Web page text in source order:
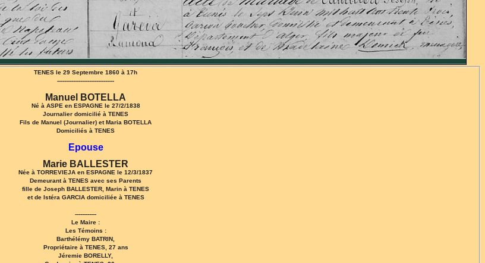
TENES le 29 Septembre 1860 à 17h
--------------------------------
Manuel BOTELLA
Né à ASPE en ESPAGNE le 27/2/1838
Journalier domicilié à TENES
Fils de Manuel (Journalier) et Maria BOTELLA
Domiciliés à TENES
Epouse
Marie BALLESTER
Née à TORREVIEJA en ESPAGNE le 12/3/1837
Demeurant à TENES avec ses Parents
fille de Joseph BALLESTER, Marin à TENES
et de Istéra GARCIA domiciliée à TENES
------------
Le Maire :
Les Témoins :
Barthélémy BATRIN,
Propriétaire à TENES, 27 ans
Jéremie BORELLY,